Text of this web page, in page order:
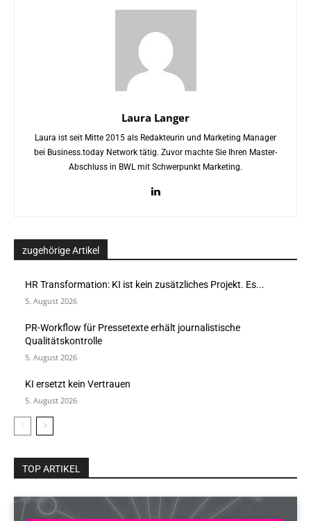
Laura Langer
Laura ist seit Mitte 2015 als Redakteurin und Marketing Manager
bei Business.today Network tätig. Zuvor machte Sie Ihren Master-
Abschluss in BWL mit Schwerpunkt Marketing.
zugehörige Artikel
HR Transformation: KI ist kein zusätzliches Projekt. Es...
5. August 2026
PR-Workflow für Pressetexte erhält journalistische
Qualitätskontrolle
5. August 2026
KI ersetzt kein Vertrauen
5. August 2026
TOP ARTIKEL